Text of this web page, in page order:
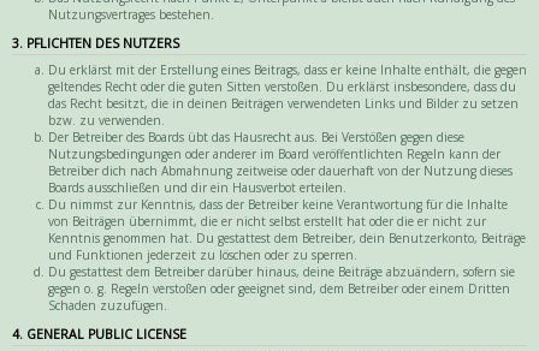
Nutzungsvertrages bestehen.
3. PFLICHTEN DES NUTZERS
Du erklärst mit der Erstellung eines Beitrags, dass er keine Inhalte enthält, die gegen
geltendes Recht oder die guten Sitten verstoßen. Du erklärst insbesondere, dass du
das Recht besitzt, die in deinen Beiträgen verwendeten Links und Bilder zu setzen
bzw. zu verwenden.
Der Betreiber des Boards übt das Hausrecht aus. Bei Verstößen gegen diese
Nutzungsbedingungen oder anderer im Board veröffentlichten Regeln kann der
Betreiber dich nach Abmahnung zeitweise oder dauerhaft von der Nutzung dieses
Boards ausschließen und dir ein Hausverbot erteilen.
Du nimmst zur Kenntnis, dass der Betreiber keine Verantwortung für die Inhalte
von Beiträgen übernimmt, die er nicht selbst erstellt hat oder die er nicht zur
Kenntnis genommen hat. Du gestattest dem Betreiber, dein Benutzerkonto, Beiträge
und Funktionen jederzeit zu löschen oder zu sperren.
Du gestattest dem Betreiber darüber hinaus, deine Beiträge abzuändern, sofern sie
gegen o. g. Regeln verstoßen oder geeignet sind, dem Betreiber oder einem Dritten
Schaden zuzufügen.
4. GENERAL PUBLIC LICENSE